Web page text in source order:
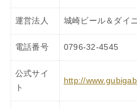
運営法人 城崎ビール＆ダイ
電話番号 0796-32-4545
公式サイ
ト
http://